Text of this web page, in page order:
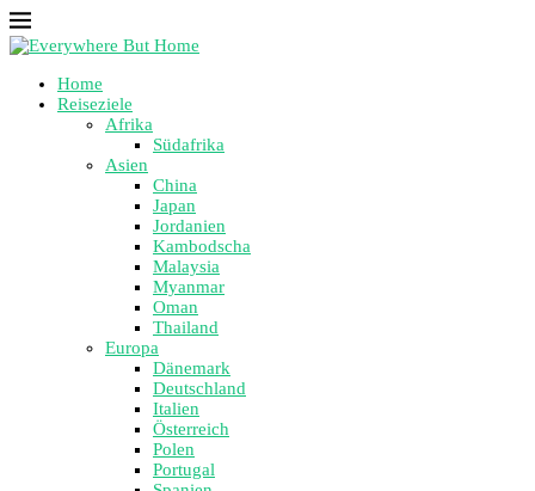
Home
Reiseziele
Afrika
Südafrika
Asien
China
Japan
Jordanien
Kambodscha
Malaysia
Myanmar
Oman
Thailand
Europa
Dänemark
Deutschland
Italien
Österreich
Polen
Portugal